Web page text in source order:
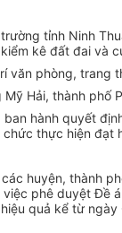
tỉnh Ninh
kê đất đai
phòng, trang
Hải, thành phố
hành quyết
thực hiện đạt
huyện, thành
phê duyệt
quả kể từ